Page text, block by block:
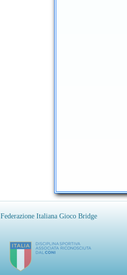
Federazione Italiana Gioco Bridge